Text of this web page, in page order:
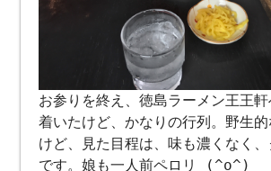
お参りを終え、徳島ラーメン王王
着いたけど、かなりの行列。野生
けど、見た目程は、味も濃くなく
です。娘も一人前ペロリ (^o^)